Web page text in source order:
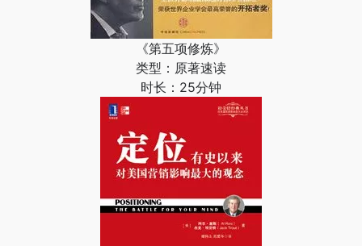
《第五项修炼》
类型：原著速读
时长：25分钟